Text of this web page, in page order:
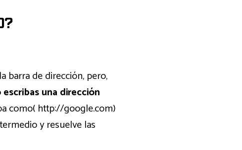
barra de dirección, pero,
una dirección
como( http://google.com)
y resuelve las